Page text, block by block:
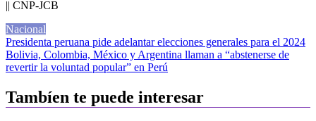
|| CNP-JCB
Nacional
Navegación
de
Presidenta peruana pide adelantar elecciones generales para el 2024
Bolivia, Colombia, México y Argentina llaman a “abstenerse de
revertir la voluntad popular” en Perú
Tambíen te puede interesar